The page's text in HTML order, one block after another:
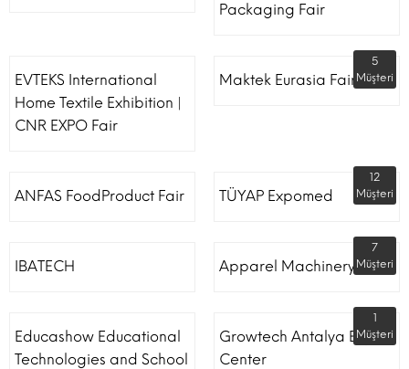
Packaging Fair
EVTEKS International
Home Textile Exhibition |
CNR EXPO Fair
Maktek Eurasia Fair
5
Müşteri
ANFAS FoodProduct Fair TÜYAP Expomed
12
Müşteri
IBATECH Apparel Machinery Fair
7
Müşteri
Educashow Educational
Technologies and School
Growtech Antalya Expo
Center
1
Müşteri